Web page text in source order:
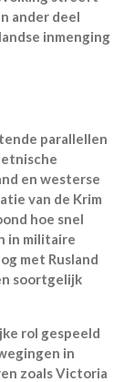
ander deel
inmenging
parallellen
en westerse
van de Krim
hoe snel
in militaire
met Rusland
soortgelijk
rol gespeeld
in
zoals Victoria